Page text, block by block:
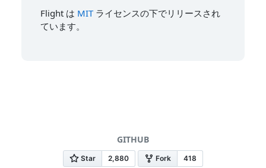
Flight は MITライセンスの下でリリースされ
ています。
GITHUB